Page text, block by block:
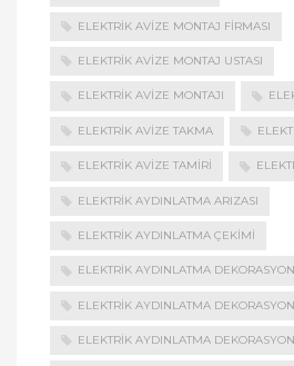
ELEKTRIK AVIZE MONTAJ FIRMASI
ELEKTRIK AVIZE MONTAJ USTASI
ELEKTRIK AVIZE MONTAJI
ELEKTRIK AVIZE TAKMA
ELEKTRIK AVIZE TAMIRI
ELEKTRIK AYDINLATMA ARIZASI
ELEKTRIK AYDINLATMA ÇEKIMI
ELEKTRIK AYDINLATMA DEKORASYON
ELEKTRIK AYDINLATMA
ELEKTRIK AYDINLATMA